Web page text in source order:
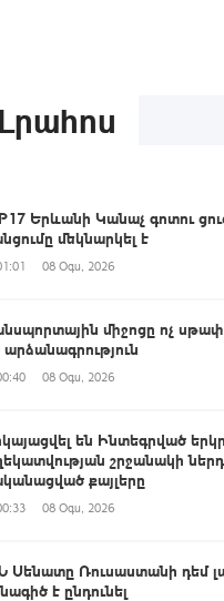
Լրահոս
Երևանի Կանաչ գոտու
մեկնարկել է
08 Օգս, 2026
միջոցը ոչ սթափ
արձանագրություն
08 Օգս, 2026
են Ինտեգրված
շրջանակի
քայլերը
08 Օգս, 2026
Սենատը Ռուսաստանի դեմ
է ընդունել